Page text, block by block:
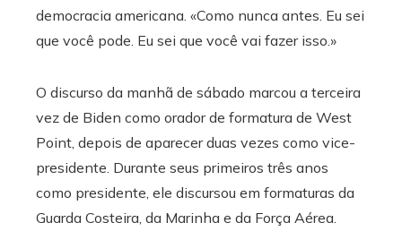
democracia americana. «Como nunca antes. Eu sei
que você pode. Eu sei que você vai fazer isso.»
O discurso da manhã de sábado marcou a terceira
vez de Biden como orador de formatura de West
Point, depois de aparecer duas vezes como vice-
presidente. Durante seus primeiros três anos
como presidente, ele discursou em formaturas da
Guarda Costeira, da Marinha e da Força Aérea.